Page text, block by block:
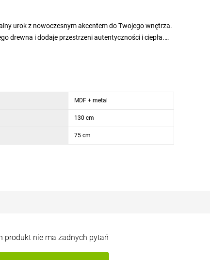
urok z nowoczesnym akcentem do Twojego wnętrza.
drewna i dodaje przestrzeni autentyczności i ciepła.
Wybierz ten elegancki i wytrzymały stół od Autronic i
MDF + metal
130 cm
75 cm
produkt nie ma żadnych pytań